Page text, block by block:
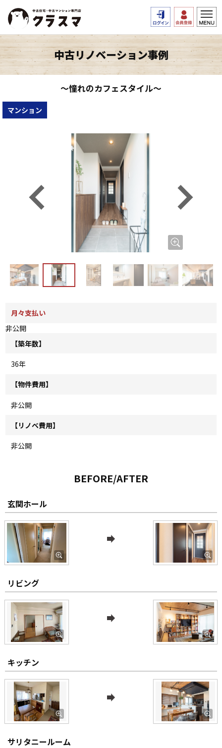
中古リノベーション事例
～憧れのカフェスタイル～
マンション
月々支払い
非公開
【築年数】
36年
【物件費用】
非公開
【リノベ費用】
非公開
BEFORE/AFTER
玄関ホール
リビング
キッチン
サリタニールーム